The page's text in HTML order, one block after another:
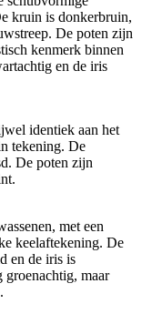
kruin is donkerbruin,
De poten zijn
kenmerk binnen
en de iris
identiek aan het
tekening. De
De poten zijn
met een
keelaftekening. De
en de iris is
maar